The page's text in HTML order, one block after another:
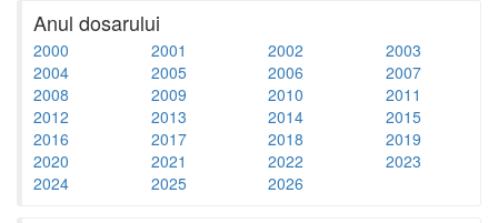
Anul dosarului
2000 2001 2002
2003
2004
2005 2006
2007
2008
2009 2010
2011
2012
2013 2014
2015
2016
2017 2018
2019
2020
2021 2022
2023
2024
2025 2026